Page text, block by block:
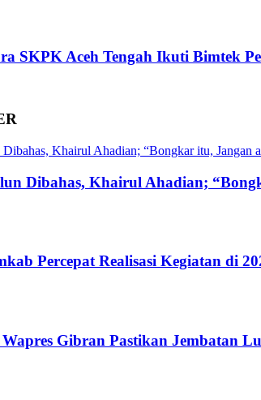
SKPK Aceh Tengah Ikuti Bimtek
Dibahas, Khairul Ahadian;
Percepat Realisasi Kegiatan di
Gibran Pastikan Jembatan